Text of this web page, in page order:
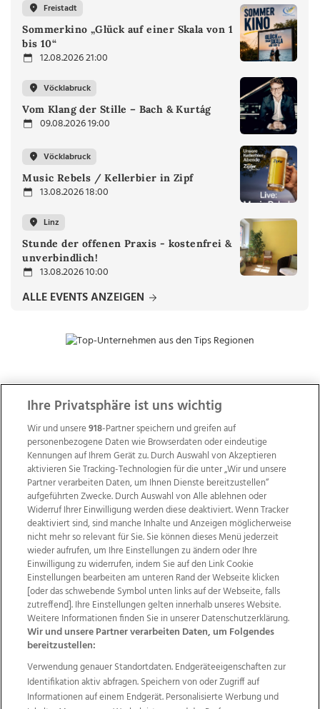
Freistadt
Sommerkino „Glück auf einer Skala von 1
bis 10“
12.08.2026 21:00
Vöcklabruck
Vom Klang der Stille – Bach & Kurtág
09.08.2026 19:00
Vöcklabruck
Music Rebels / Kellerbier in Zipf
13.08.2026 18:00
Linz
Stunde der offenen Praxis - kostenfrei &
unverbindlich!
13.08.2026 10:00
ALLE EVENTS ANZEIGEN
ZUR NACHRICHTENÜBERSICHT
Wir über uns Mediadaten Kontakt
Jobs
Datenschutz
Impressum
AGB Anzeigekunden
AGB Website
Ehrenkodex Politische Werbung
Weitere Angebote des Medienhauses Wimmer
TV1 di-mog-i.at OÖNow
Ischler Woche
Ihre Privatsphäre ist uns wichtig
Wir und unsere918-Partner speichern und greifen auf
personenbezogene Daten wie Browserdaten oder eindeutige
Kennungen auf Ihrem Gerät zu. Durch Auswahl von Akzeptieren
aktivieren Sie Tracking-Technologien für die unter „Wir und unsere
Partner verarbeiten Daten, um Ihnen Dienste bereitzustellen“
aufgeführten Zwecke. Durch Auswahl von Alle ablehnen oder
Widerruf Ihrer Einwilligung werden diese deaktiviert. Wenn Tracker
deaktiviert sind, sind manche Inhalte und Anzeigen möglicherweise
nicht mehr so relevant für Sie. Sie können dieses Menü jederzeit
wieder aufrufen, um Ihre Einstellungen zu ändern oder Ihre
Einwilligung zu widerrufen, indem Sie auf den Link Cookie
Einstellungen bearbeiten am unteren Rand der Webseite klicken
[oder das schwebende Symbol unten links auf der Webseite, falls
zutreffend]. Ihre Einstellungen gelten innerhalb unseres Website.
Weitere Informationen finden Sie in unserer Datenschutzerklärung.
Wir und unsere Partner verarbeiten Daten, um Folgendes
bereitzustellen:
Verwendung genauer Standortdaten. Endgeräteeigenschaften zur
Identifikation aktiv abfragen. Speichern von oder Zugriff auf
Informationen auf einem Endgerät. Personalisierte Werbung und